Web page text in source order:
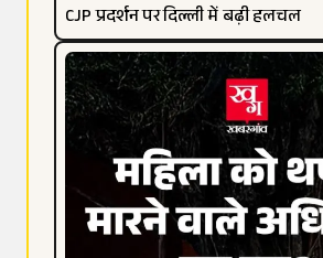
CJP प्रदर्शन पर दिल्ली में बढ़ी हलचल